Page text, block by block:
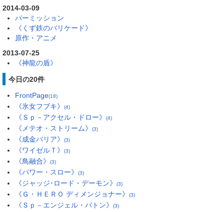
2014-03-09
パーミッション
《くず鉄のバリケード》
原作・アニメ
2013-07-25
《神龍の盾》
今日の20件
FrontPage(18)
《氷女フブキ》 (4)
《Ｓｐ－アクセル・ドロー》 (4)
《メテオ・ストリーム》 (3)
《成金バリア》 (3)
《ワイゼルＴ》 (3)
《鳥融合》 (3)
《パワー・スロー》 (3)
《ジャッジ･ロード・デーモン》 (3)
《Ｇ・ＨＥＲＯ ディメンジョナー》 (3)
《Ｓｐ－エンジェル・バトン》 (3)